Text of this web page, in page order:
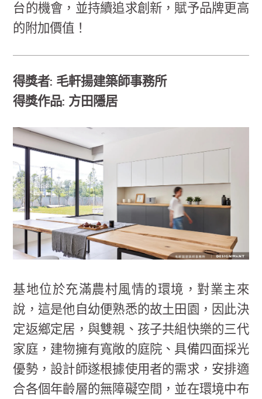
台的機會，並持續追求創新，賦予品牌更高
的附加價值！
得獎者: 毛軒揚建築師事務所
得獎作品: 方田隱居
基地位於充滿農村風情的環境，對業主來
說，這是他自幼便熟悉的故土田園，因此決
定返鄉定居，與雙親、孩子共組快樂的三代
家庭，建物擁有寬敞的庭院、具備四面採光
優勢，設計師遂根據使用者的需求，安排適
合各個年齡層的無障礙空間，並在環境中布